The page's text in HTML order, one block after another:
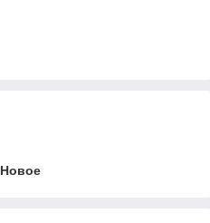
Новое